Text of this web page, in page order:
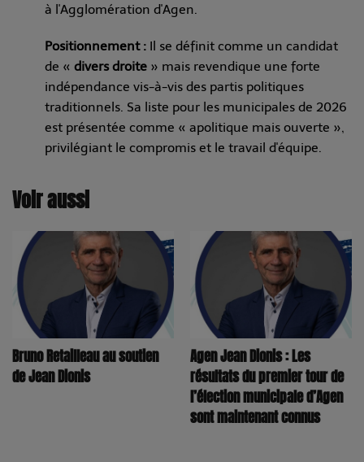
à l'Agglomération d'Agen.
Positionnement : Il se définit comme un candidat
de « divers droite » mais revendique une forte
indépendance vis-à-vis des partis politiques
traditionnels. Sa liste pour les municipales de 2026
est présentée comme « apolitique mais ouverte »,
privilégiant le compromis et le travail d'équipe.
Voir aussi
Bruno Retailleau au soutien
de Jean Dionis
Agen Jean Dionis : Les
résultats du premier tour de
l’élection municipale d’Agen
sont maintenant connus